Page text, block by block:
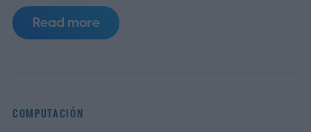
NetCredit revela los países donde la banda
ancha es más barata y costosa en relación
Read more
COMPUTACIÓN